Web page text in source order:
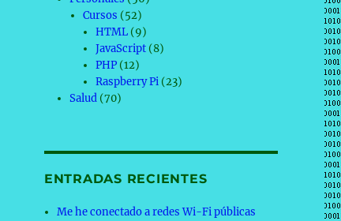
Cursos (52)
HTML(9)
JavaScript(8)
PHP(12)
Raspberry Pi(23)
Salud (70)
ENTRADAS RECIENTES
Me he conectado a redes Wi-Fi públicas